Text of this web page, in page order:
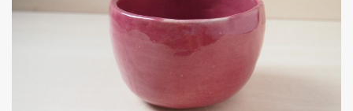
1日体験作品
生徒作品